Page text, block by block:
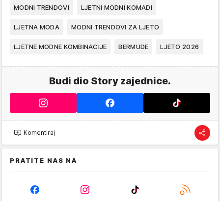
MODNI TRENDOVI LJETNI MODNI KOMADI
LJETNA MODA MODNI TRENDOVI ZA LJETO
LJETNE MODNE KOMBINACIJE BERMUDE LJETO 2026
Budi dio Story zajednice.
Komentiraj
PRATITE NAS NA